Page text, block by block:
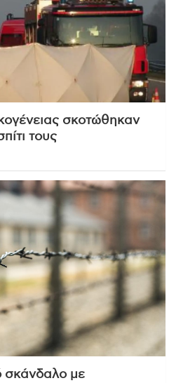
σκοτώθηκαν
τους
σκάνδαλο με